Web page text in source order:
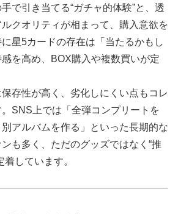
で引き当てる“ガチャ的体験”と、透
クオリティが相まって、購入意欲を
星5カードの存在は「当たるかもし
を高め、BOX購入や複数買いが定
存性が高く、劣化しにくい点もコレ
SNS上では「全弾コンプリートを
アルバムを作る」といった長期的な
も多く、ただのグッズではなく“推
着しています。